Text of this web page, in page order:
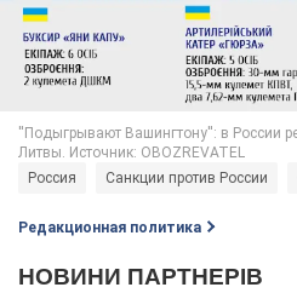
Россия Санкции против России
Редакционная политика